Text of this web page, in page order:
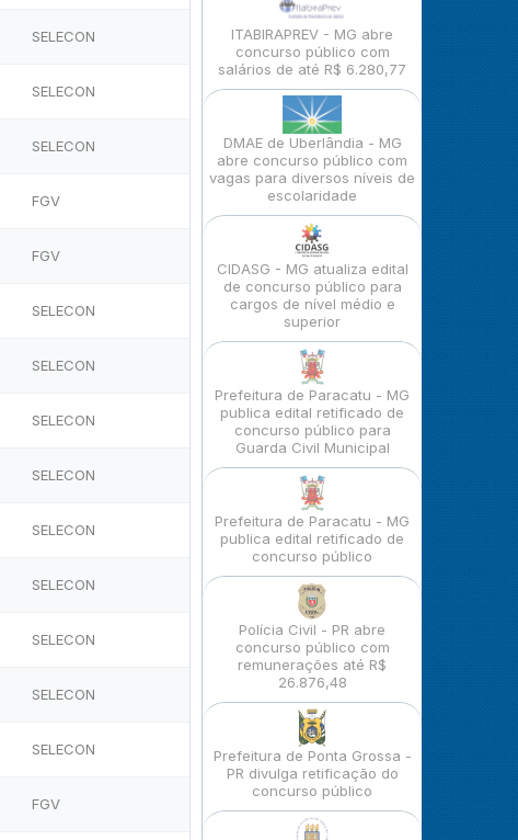
SELECON
SELECON
SELECON
FGV
FGV
SELECON
SELECON
SELECON
SELECON
SELECON
SELECON
SELECON
SELECON
SELECON
FGV
ITABIRAPREV - MG abre
concurso público com
salários de até R$ 6.280,77
DMAE de Uberlândia - MG
abre concurso público com
vagas para diversos níveis de
escolaridade
CIDASG - MG atualiza edital
de concurso público para
cargos de nível médio e
superior
Prefeitura de Paracatu - MG
publica edital retificado de
concurso público para
Guarda Civil Municipal
Prefeitura de Paracatu - MG
publica edital retificado de
concurso público
Polícia Civil - PR abre
concurso público com
remunerações até R$
26.876,48
Prefeitura de Ponta Grossa -
PR divulga retificação do
concurso público